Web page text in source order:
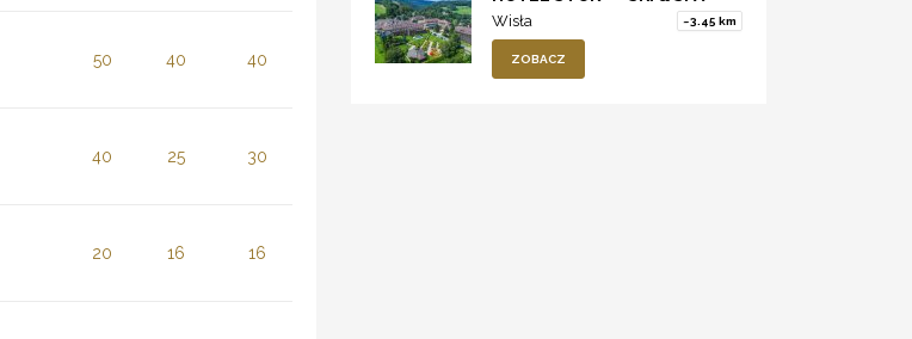
50 40 40
40 25 30
20 16 16
Wisła ~3.45 km
ZOBACZ